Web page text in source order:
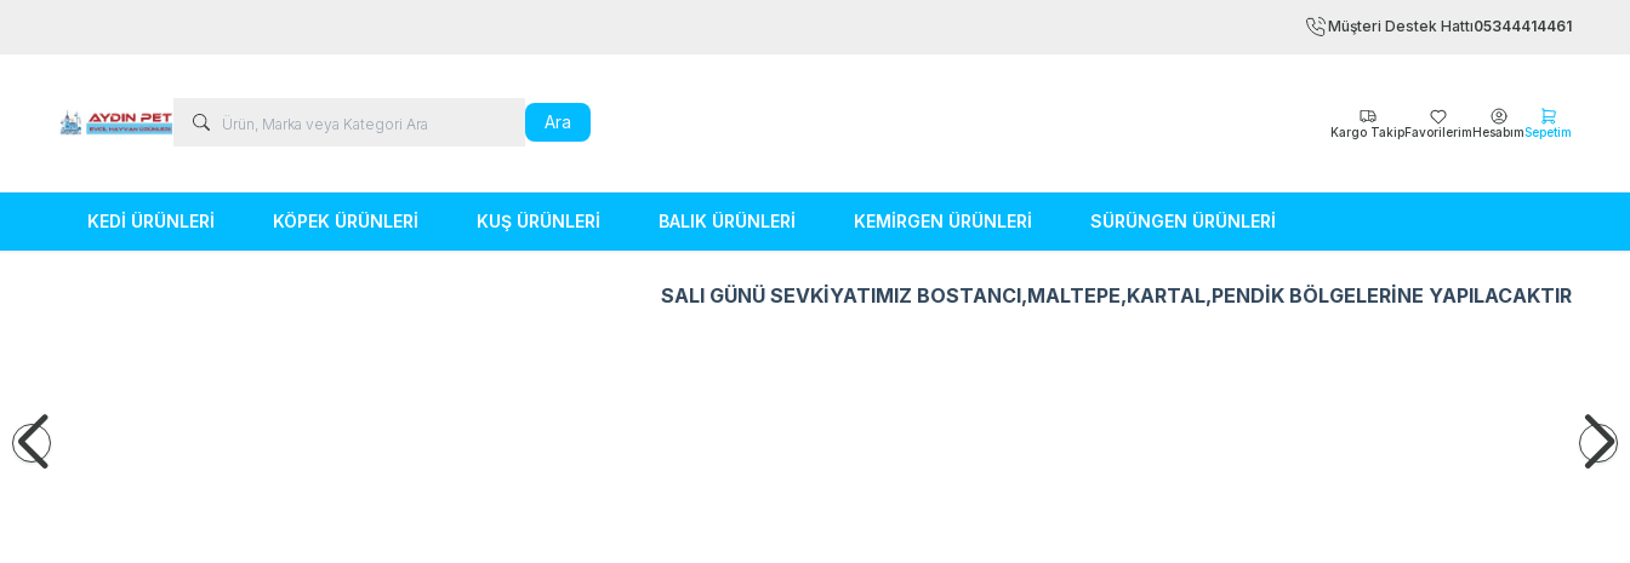
Müşteri Destek Hattı05344414461
Ara Kargo TakipFavorilerim HesabımSepetim
KEDİ ÜRÜNLERİ KÖPEK ÜRÜNLERİ KUŞ ÜRÜNLERİ BALIK ÜRÜNLERİ KEMİRGEN ÜRÜNLERİ SÜRÜNGEN ÜRÜNLERİ
SALI GÜNÜ SEVKİYATIMIZ BOSTANCI,MALTEPE,KARTAL,PENDİK BÖLGELERİNE YAPILACAKTIR